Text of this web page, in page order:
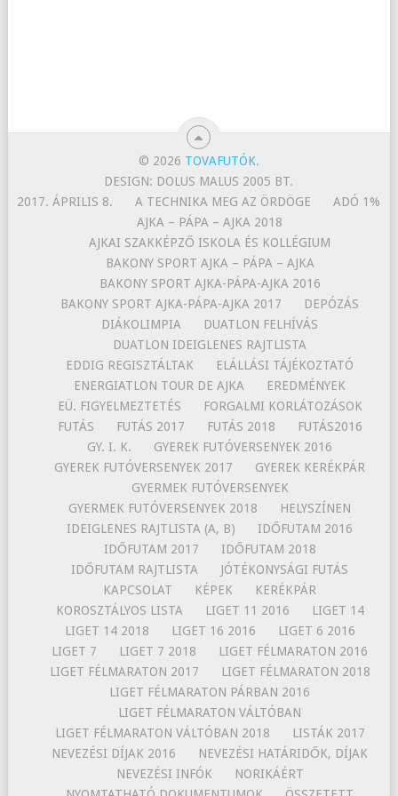
© 2026 TOVAFUTÓK.
DESIGN: DOLUS MALUS 2005 BT.
2017. ÁPRILIS 8.
A TECHNIKA MEG AZ ÖRDÖGE
ADÓ 1%
AJKA – PÁPA – AJKA 2018
AJKAI SZAKKÉPZŐ ISKOLA ÉS KOLLÉGIUM
BAKONY SPORT AJKA – PÁPA – AJKA
BAKONY SPORT AJKA-PÁPA-AJKA 2016
BAKONY SPORT AJKA-PÁPA-AJKA 2017
DEPÓZÁS
DIÁKOLIMPIA
DUATLON FELHÍVÁS
DUATLON IDEIGLENES RAJTLISTA
EDDIG REGISZTÁLTAK
ELÁLLÁSI TÁJÉKOZTATÓ
ENERGIATLON TOUR DE AJKA
EREDMÉNYEK
EÜ. FIGYELMEZTETÉS
FORGALMI KORLÁTOZÁSOK
FUTÁS
FUTÁS 2017 FUTÁS 2018
FUTÁS2016
GY. I. K.
GYEREK FUTÓVERSENYEK 2016
GYEREK FUTÓVERSENYEK 2017
GYEREK KERÉKPÁR
GYERMEK FUTÓVERSENYEK
GYERMEK FUTÓVERSENYEK 2018
HELYSZÍNEN
IDEIGLENES RAJTLISTA (A, B)
IDŐFUTAM 2016
IDŐFUTAM 2017
IDŐFUTAM 2018
IDŐFUTAM RAJTLISTA
JÓTÉKONYSÁGI FUTÁS
KAPCSOLAT
KÉPEK
KERÉKPÁR
KOROSZTÁLYOS LISTA
LIGET 11 2016
LIGET 14
LIGET 14 2018
LIGET 16 2016
LIGET 6 2016
LIGET 7
LIGET 7 2018
LIGET FÉLMARATON 2016
LIGET FÉLMARATON 2017
LIGET FÉLMARATON 2018
LIGET FÉLMARATON PÁRBAN 2016
LIGET FÉLMARATON VÁLTÓBAN
LIGET FÉLMARATON VÁLTÓBAN 2018
LISTÁK 2017
NEVEZÉSI DÍJAK 2016
NEVEZÉSI HATÁRIDŐK, DÍJAK
NEVEZÉSI INFÓK
NORIKÁÉRT